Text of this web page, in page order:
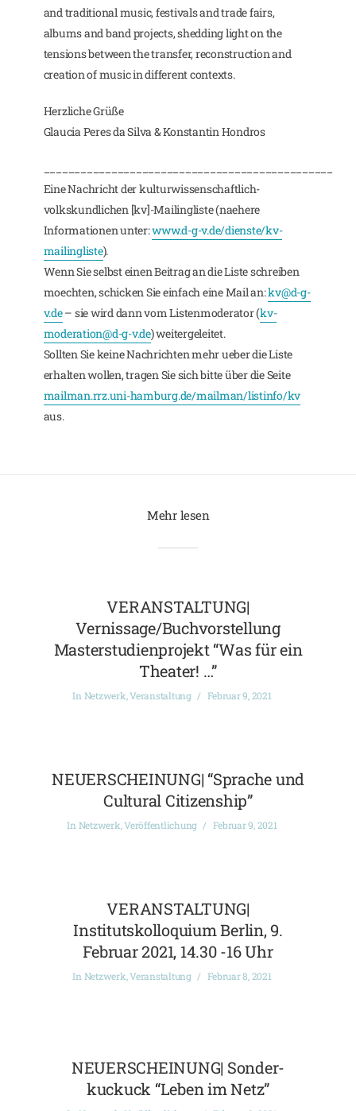
and traditional music, festivals and trade fairs,
albums and band projects, shedding light on the
tensions between the transfer, reconstruction and
creation of music in different contexts.
Herzliche Grüße
Glaucia Peres da Silva & Konstantin Hondros
Eine Nachricht der kulturwissenschaftlich-
volkskundlichen [kv]-Mailingliste (naehere
Informationen unter:www.d-g-v.de/dienste/kv-
mailingliste).
Wenn Sie selbst einen Beitrag an die Liste schreiben
moechten, schicken Sie einfach eine Mail an:kv@d-g-
v.de– sie wird dann vom Listenmoderator (kv-
moderation@d-g-v.de) weitergeleitet.
Sollten Sie keine Nachrichten mehr ueber die Liste
erhalten wollen, tragen Sie sich bitte über die Seite
mailman.rrz.uni-hamburg.de/mailman/listinfo/kv
aus.
Mehr lesen
VERANSTALTUNG|
Vernissage/Buchvorstellung
Masterstudienprojekt “Was für ein
Theater! …”
In Netzwerk,Veranstaltung Februar 9, 2021
NEUERSCHEINUNG| “Sprache und
Cultural Citizenship”
In Netzwerk,Veröffentlichung Februar 9, 2021
VERANSTALTUNG|
Institutskolloquium Berlin, 9.
Februar 2021, 14.30 -16 Uhr
In Netzwerk,Veranstaltung Februar 8, 2021
NEUERSCHEINUNG| Sonder-
kuckuck “Leben im Netz”